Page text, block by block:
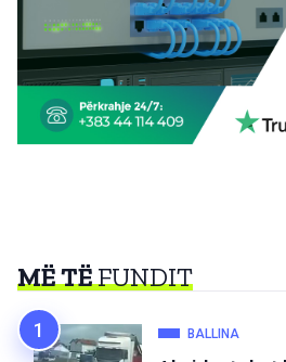
MË TËFUNDIT
BALLINA